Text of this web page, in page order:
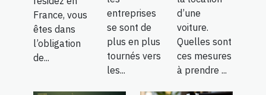
France, vous
êtes dans
l’obligation
de...
entreprises
se sont de
plus en plus
tournés vers
les...
d’une
voiture.
Quelles sont
ces mesures
à prendre ...